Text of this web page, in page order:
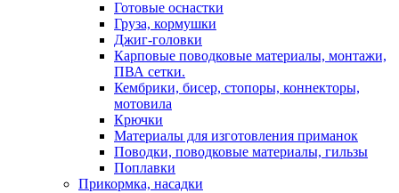
Готовые оснастки
Груза, кормушки
Джиг-головки
Карповые поводковые материалы, монтажи,
ПВА сетки.
Кембрики, бисер, стопоры, коннекторы,
мотовила
Крючки
Материалы для изготовления приманок
Поводки, поводковые материалы, гильзы
Поплавки
Прикормка, насадки